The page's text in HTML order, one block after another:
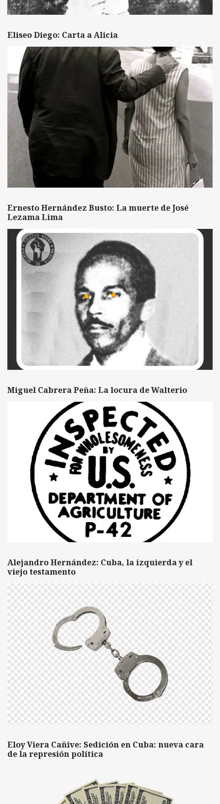
Eliseo Diego: Carta a Alicia
Ernesto Hernández Busto: La muerte de José
Lezama Lima
Miguel Cabrera Peña: La locura de Walterio
Alejandro Hernández: Cuba, la izquierda y el
viejo testamento
Eloy Viera Cañive: Sedición en Cuba: nueva cara
de la represión política